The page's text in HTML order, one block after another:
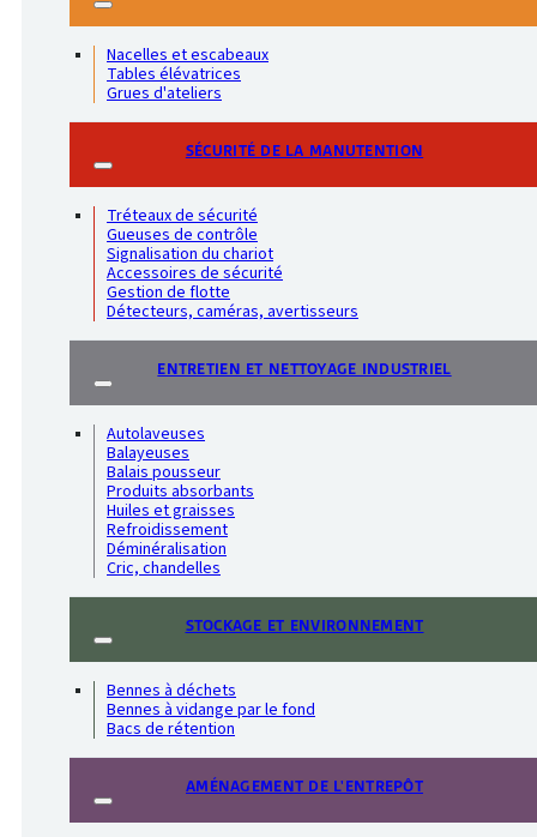
Nacelles et escabeaux
Tables élévatrices
Grues d'ateliers
SÉCURITÉ DE LA MANUTENTION
Tréteaux de sécurité
Gueuses de contrôle
Signalisation du chariot
Accessoires de sécurité
Gestion de flotte
Détecteurs, caméras, avertisseurs
ENTRETIEN ET NETTOYAGE INDUSTRIEL
Autolaveuses
Balayeuses
Balais pousseur
Produits absorbants
Huiles et graisses
Refroidissement
Déminéralisation
Cric, chandelles
STOCKAGE ET ENVIRONNEMENT
Bennes à déchets
Bennes à vidange par le fond
Bacs de rétention
AMÉNAGEMENT DE L'ENTREPÔT